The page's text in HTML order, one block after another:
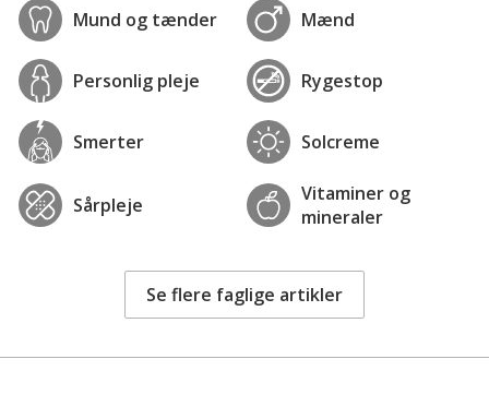
Mund og tænder Mænd
Personlig pleje Rygestop
Smerter Solcreme
Sårpleje
Vitaminer og
mineraler
Se flere faglige artikler